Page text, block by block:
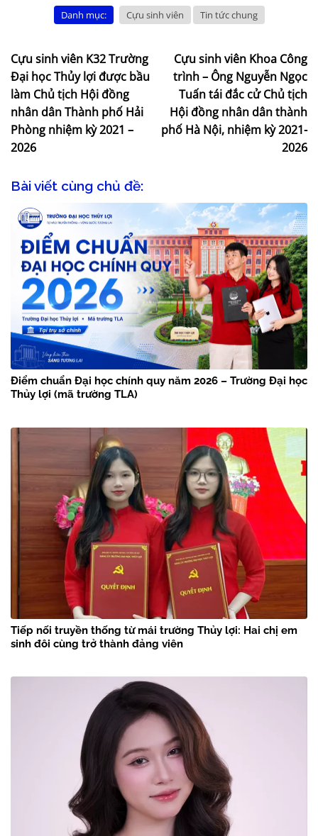
Danh mục: Cựu sinh viên Tin tức chung
Cựu sinh viên K32 Trường
Đại học Thủy lợi được bầu
làm Chủ tịch Hội đồng
nhân dân Thành phố Hải
Phòng nhiệm kỳ 2021 –
2026
Cựu sinh viên Khoa Công
trình – Ông Nguyễn Ngọc
Tuấn tái đắc cử Chủ tịch
Hội đồng nhân dân thành
phố Hà Nội, nhiệm kỳ 2021-
2026
Bài viết cùng chủ đề:
Điểm chuẩn Đại học chính quy năm 2026 – Trường Đại học
Thủy lợi (mã trường TLA)
Tiếp nối truyền thống từ mái trường Thủy lợi: Hai chị em
sinh đôi cùng trở thành đảng viên